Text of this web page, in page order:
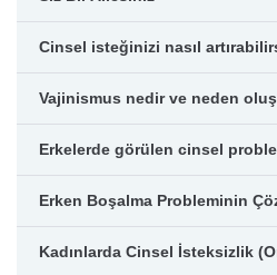
Cinsel isteğinizi nasıl
Vajinismus nedir ve neden
Erkelerde görülen cinsel
Erken Boşalma Probleminin
Kadınlarda Cinsel İsteksizlik